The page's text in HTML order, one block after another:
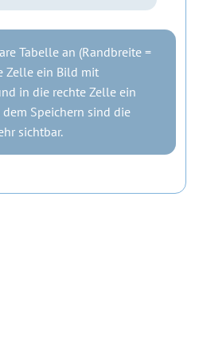
Tabelle an (Randbreite =
Zelle ein Bild mit
in die rechte Zelle ein
Speichern sind die
sichtbar.